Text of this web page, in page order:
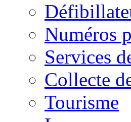
Numéros
Services
Collecte
Tourisme